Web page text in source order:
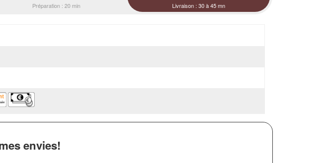
Préparation : 20 min Livraison : 30 à 45 mn
envies!